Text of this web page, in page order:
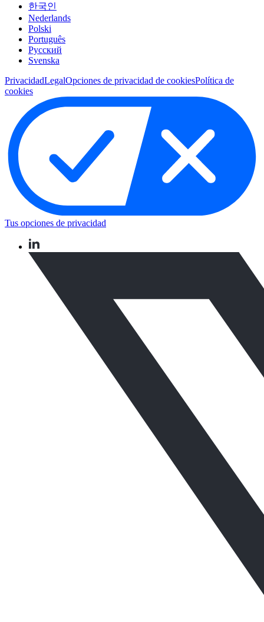
한국인
Nederlands
Polski
Português
Pусский
Svenska
PrivacidadLegalOpciones de privacidad de cookiesPolítica de
cookies
Tus opciones de privacidad